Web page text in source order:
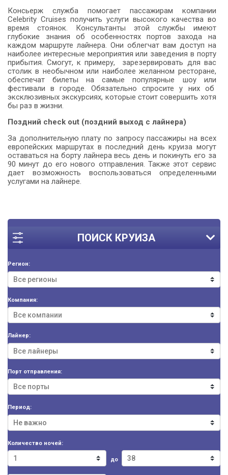
ПОИСК КРУИЗА
Регион:
Компания:
Лайнер:
Порт отправления:
Период:
Количество ночей:
до
Консьерж служба помогает пассажирам компании
Celebrity Cruises получить услуги высокого качества во
время стоянок. Консультанты этой службы имеют
глубокие знания об особенностях портов захода на
каждом маршруте лайнера. Они облегчат вам доступ на
наиболее интересные мероприятия или заведения в порту
прибытия. Смогут, к примеру, зарезервировать для вас
столик в необычном или наиболее желанном ресторане,
обеспечат билеты на самые популярные шоу или
фестивали в городе. Обязательно спросите у них об
эксклюзивных экскурсиях, которые стоит совершить хотя
бы раз в жизни.
Поздний check out (поздний выход с лайнера)
За дополнительную плату по запросу пассажиры на всех
европейских маршрутах в последний день круиза могут
оставаться на борту лайнера весь день и покинуть его за
90 минут до его нового отправления. Также этот сервис
дает возможность воспользоваться определенными
услугами на лайнере.